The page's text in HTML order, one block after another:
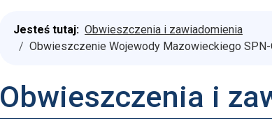
Jesteś tutaj: Obwieszczenia i zawiadomienia
Obwieszczenie Wojewody Mazowieckiego
Obwieszczenia i